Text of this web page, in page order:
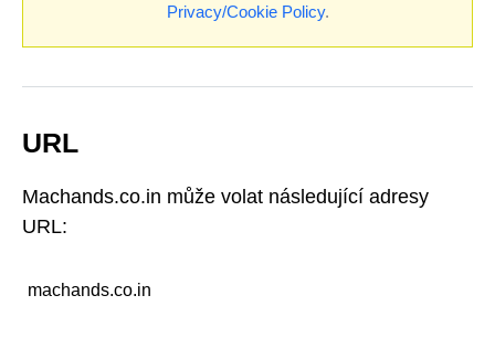
Privacy/Cookie Policy.
URL
Machands.co.in může volat následující adresy
URL:
machands.co.in